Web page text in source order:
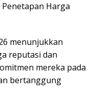
Harga
menunjukkan
reputasi dan
mereka pada
bertanggung